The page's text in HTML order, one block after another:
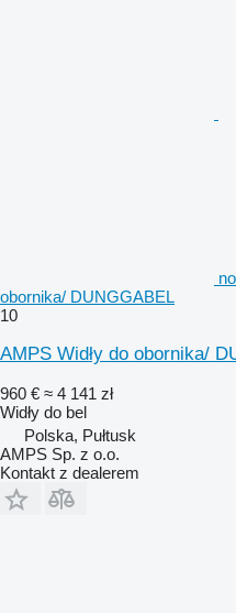
obornika/ DUNGGABEL
10
AMPS Widły do obornika/
960 € ≈ 4 141 zł
Widły do bel
Polska, Pułtusk
AMPS Sp. z o.o.
Kontakt z dealerem